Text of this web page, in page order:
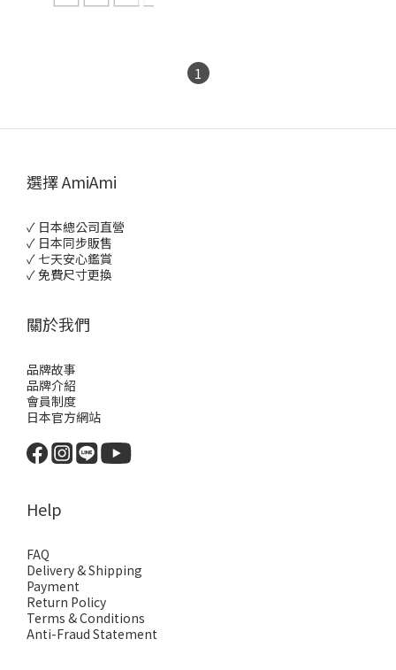
1
選擇 AmiAmi
✓ 日本總公司直營
✓ 日本同步販售
✓ 七天安心鑑賞
✓ 免費尺寸更換
關於我們
品牌故事
品牌介紹
會員制度
日本官方網站
Help
FAQ
Delivery & Shipping
Payment
Return Policy
Terms & Conditions
Anti-Fraud Statement